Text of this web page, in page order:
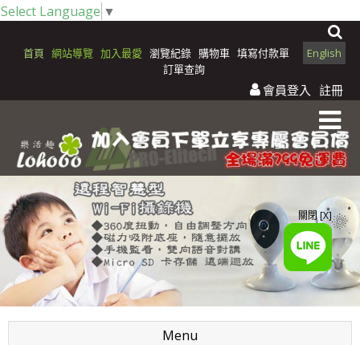
Select Language ▼
首頁 網站導覽 加入最愛 English
瀏覽紀錄 購物車 填寫付款單
訂單查詢
會員登入 註冊
Menu
關閉 [X]